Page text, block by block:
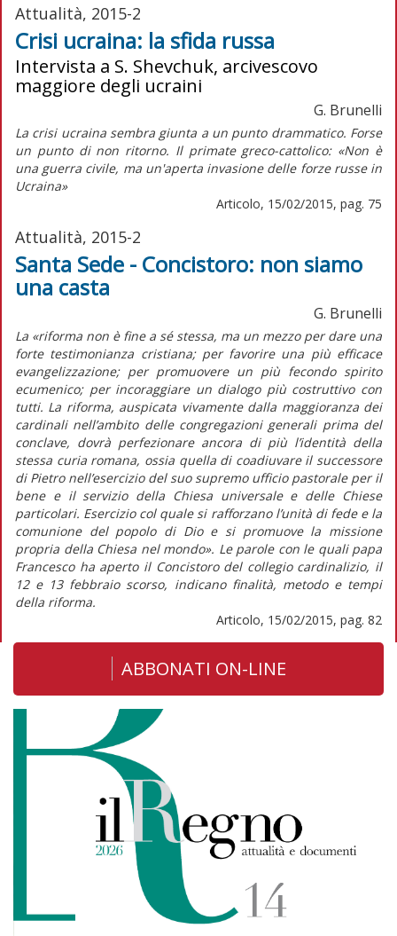
Attualità, 2015-2
Crisi ucraina: la sfida russa
Intervista a S. Shevchuk, arcivescovo
maggiore degli ucraini
G. Brunelli
La crisi ucraina sembra giunta a un punto drammatico. Forse
un punto di non ritorno. Il primate greco-cattolico: «Non è
una guerra civile, ma un'aperta invasione delle forze russe in
Ucraina»
Articolo, 15/02/2015, pag. 75
Attualità, 2015-2
Santa Sede - Concistoro: non siamo
una casta
G. Brunelli
La «riforma non è fine a sé stessa, ma un mezzo per dare una
forte testimonianza cristiana; per favorire una più efficace
evangelizzazione; per promuovere un più fecondo spirito
ecumenico; per incoraggiare un dialogo più costruttivo con
tutti. La riforma, auspicata vivamente dalla maggioranza dei
cardinali nell’ambito delle congregazioni generali prima del
conclave, dovrà perfezionare ancora di più l’identità della
stessa curia romana, ossia quella di coadiuvare il successore
di Pietro nell’esercizio del suo supremo ufficio pastorale per il
bene e il servizio della Chiesa universale e delle Chiese
particolari. Esercizio col quale si rafforzano l’unità di fede e la
comunione del popolo di Dio e si promuove la missione
propria della Chiesa nel mondo». Le parole con le quali papa
Francesco ha aperto il Concistoro del collegio cardinalizio, il
12 e 13 febbraio scorso, indicano finalità, metodo e tempi
della riforma.
Articolo, 15/02/2015, pag. 82
ABBONATI ON-LINE